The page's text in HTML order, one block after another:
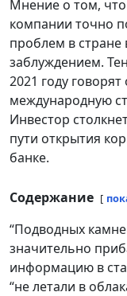
Мнение о том,
компании точно
проблем в стране
заблуждением.
2021 году
международную
Инвестор
пути открытия
банке.
Содержание
“Подводных
значительно
информацию в
“не летали в